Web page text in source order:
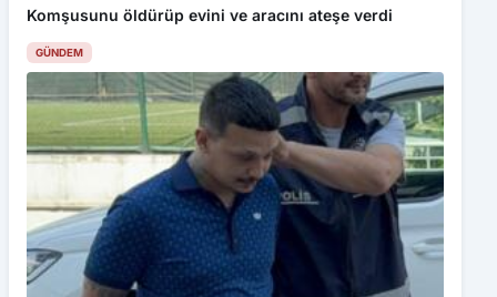
Komşusunu öldürüp evini ve aracını ateşe verdi
GÜNDEM